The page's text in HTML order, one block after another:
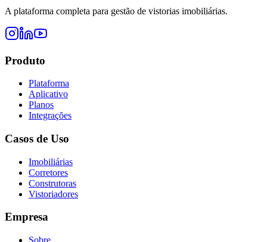
A plataforma completa para gestão de vistorias imobiliárias.
Produto
Plataforma
Aplicativo
Planos
Integrações
Casos de Uso
Imobiliárias
Corretores
Construtoras
Vistoriadores
Empresa